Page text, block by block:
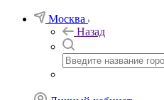
Москва
Назад